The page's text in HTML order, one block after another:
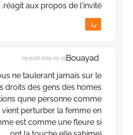
réagit aux propos de l'invité.
رد
Bouayad
2019-09-19 09:15:06
ne taulerant jamais sur le
droits des gens des homes
qune personne comme
perturber la femme en
est comme une fleure si